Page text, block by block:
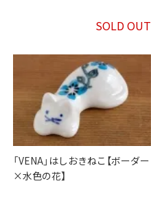
SOLD OUT
「VENA」はしおきねこ【ボーダー
×水色の花】